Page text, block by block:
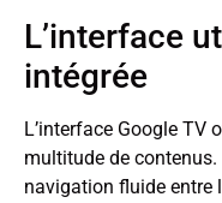
L’interface
intégrée
L’interface Google TV
multitude de
navigation fluide entre